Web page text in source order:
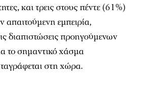
και τρεις στους πέντε (61%)
εμπειρία,
διαπιστώσεις προηγούμενων
το σημαντικό χάσμα
στη χώρα.